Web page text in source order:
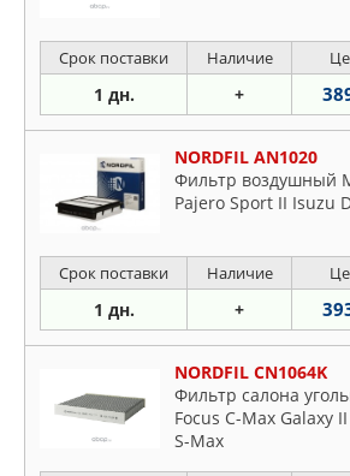
Срок поставки Наличие
1 дн. +
NORDFIL AN1020
Фильтр воздушный
Pajero Sport II Isuzu
Срок поставки Наличие
1 дн. +
NORDFIL CN1064K
Фильтр салона
Focus C-Max Galaxy
S-Max